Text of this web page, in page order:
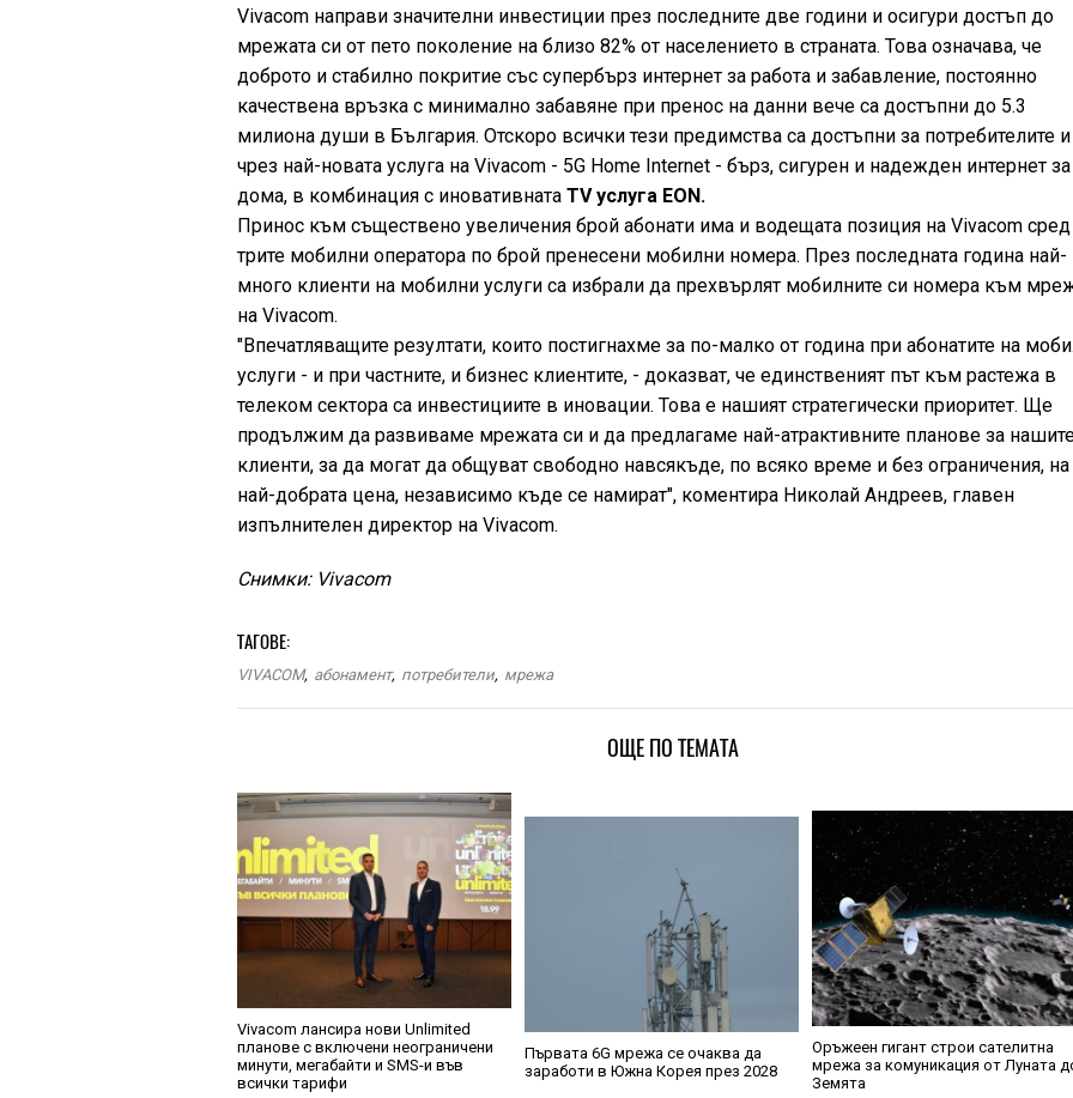
Vivacom направи значителни инвестиции през последните две години и осигури достъп до
мрежата си от пето поколение на близо 82% от населението в страната. Това означава, че
доброто и стабилно покритие със супербърз интернет за работа и забавление, постоянно
качествена връзка с минимално забавяне при пренос на данни вече са достъпни до 5.3
милиона души в България. Отскоро всички тези предимства са достъпни за потребителите и
чрез най-новата услуга на Vivacom - 5G Home Internet - бърз, сигурен и надежден интернет за
дома, в комбинация с иновативнатаТV услуга EON.
Принос към съществено увеличения брой абонати има и водещата позиция на Vivacom сред
трите мобилни оператора по брой пренесени мобилни номера. През последната година най-
много клиенти на мобилни услуги са избрали да прехвърлят мобилните си номера към
на Vivacom.
"Впечатляващите резултати, които постигнахме за по-малко от година при абонатите на
услуги - и при частните, и бизнес клиентите, - доказват, че единственият път към растежа в
телеком сектора са инвестициите в иновации. Това е нашият стратегически приоритет. Ще
продължим да развиваме мрежата си и да предлагаме най-атрактивните планове за
клиенти, за да могат да общуват свободно навсякъде, по всяко време и без ограничения, на
най-добрата цена, независимо къде се намират", коментира Николай Андреев, главен
изпълнителен директор на Vivacom.
Снимки: Vivacom
ТАГОВЕ:
VIVACOM, абонамент, потребители, мрежа
ОЩЕ ПО ТЕМАТА
Vivacom лансира нови Unlimited
планове с включени неограничени
минути, мегабайти и SMS-и във
всички тарифи
Първата 6G мрежа се очаква да
заработи в Южна Корея през 2028
Оръжеен гигант строи сателитна
мрежа за комуникация от Луната
Земята